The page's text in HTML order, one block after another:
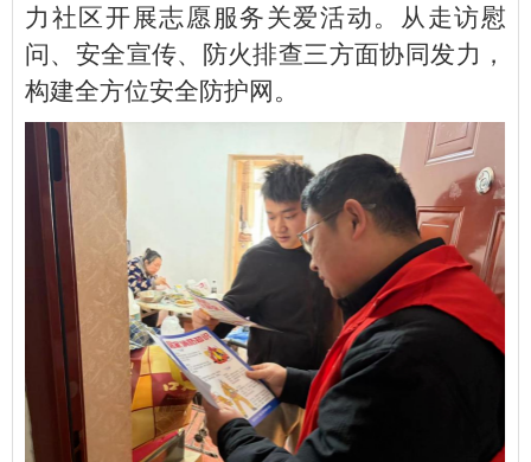
力社区开展志愿服务关爱活动。从走访慰
问、安全宣传、防火排查三方面协同发力，
构建全方位安全防护网。